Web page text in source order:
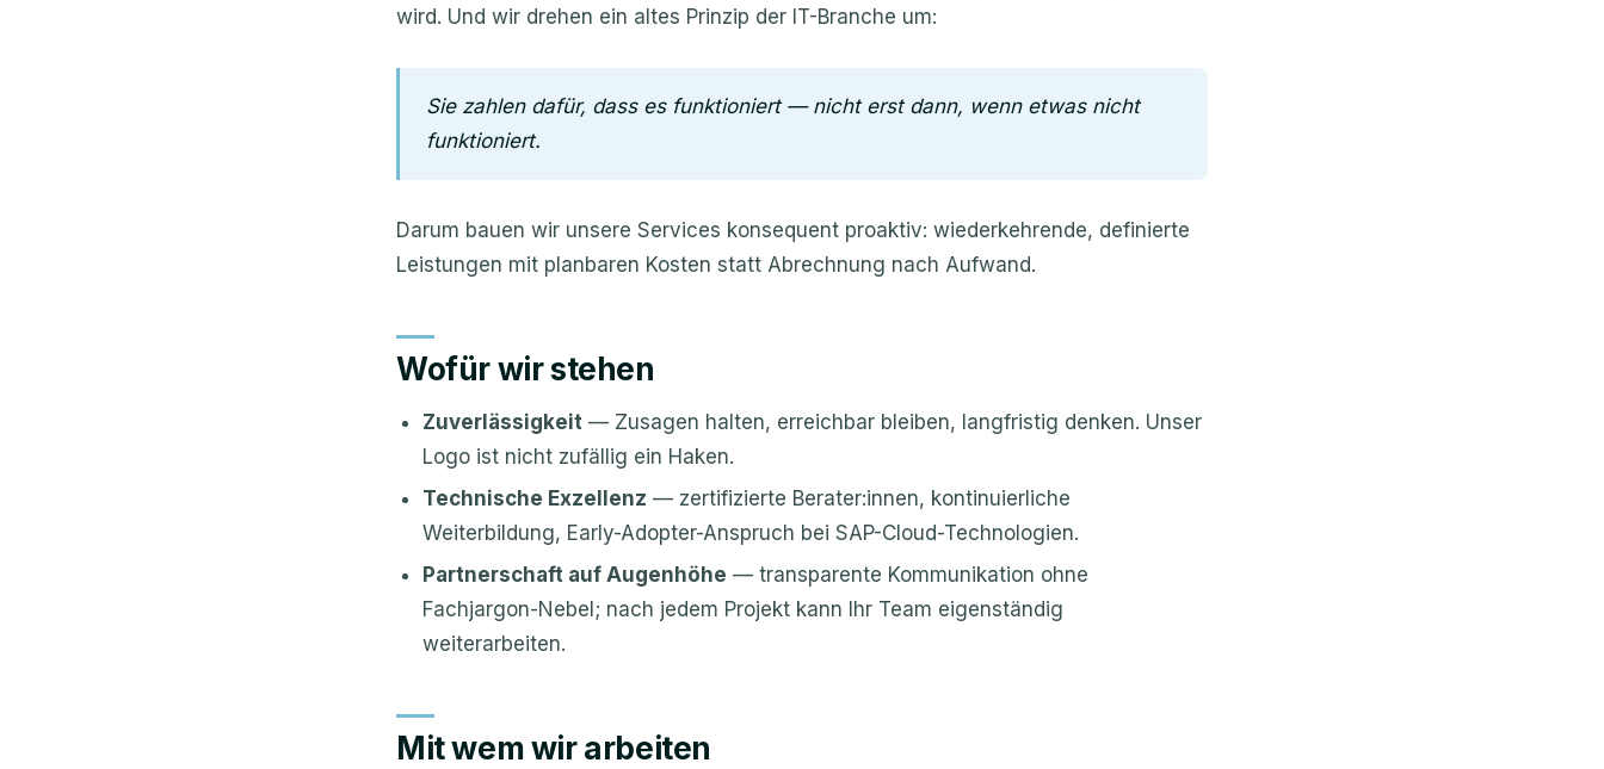
wird. Und wir drehen ein altes Prinzip der IT-Branche um:
Sie zahlen dafür, dass es funktioniert — nicht erst dann, wenn etwas nicht
funktioniert.
Darum bauen wir unsere Services konsequent proaktiv: wiederkehrende, definierte
Leistungen mit planbaren Kosten statt Abrechnung nach Aufwand.
Wofür wir stehen
Zuverlässigkeit — Zusagen halten, erreichbar bleiben, langfristig denken. Unser
Logo ist nicht zufällig ein Haken.
Technische Exzellenz — zertifizierte Berater:innen, kontinuierliche
Weiterbildung, Early-Adopter-Anspruch bei SAP-Cloud-Technologien.
Partnerschaft auf Augenhöhe — transparente Kommunikation ohne
Fachjargon-Nebel; nach jedem Projekt kann Ihr Team eigenständig
weiterarbeiten.
Mit wem wir arbeiten